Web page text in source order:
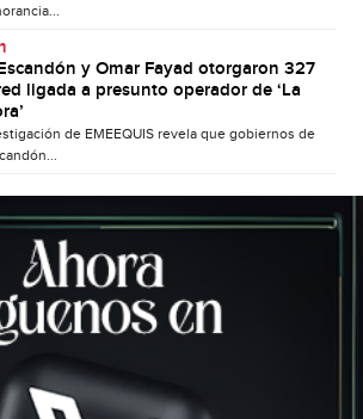
y Omar Fayad otorgaron 327
ligada a presunto operador de ‘La
de EMEEQUIS revela que gobiernos de